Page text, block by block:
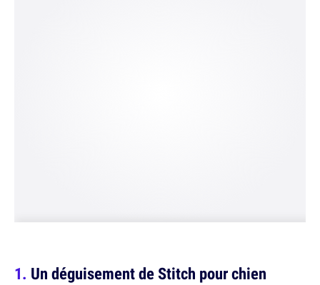
Un déguisement de Stitch pour chien